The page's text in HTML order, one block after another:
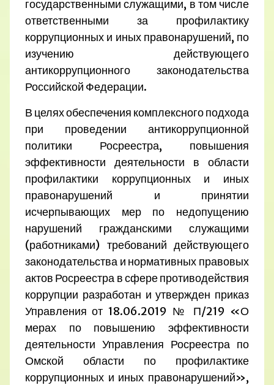
государственными служащими, в том числе
ответственными за профилактику
коррупционных и иных правонарушений, по
изучению действующего
антикоррупционного законодательства
Российской Федерации.
В целях обеспечения комплексного подхода
при проведении антикоррупционной
политики Росреестра, повышения
эффективности деятельности в области
профилактики коррупционных и иных
правонарушений и принятии
исчерпывающих мер по недопущению
нарушений гражданскими служащими
(работниками) требований действующего
законодательства и нормативных правовых
актов Росреестра в сфере противодействия
коррупции разработан и утвержден приказ
Управления от 18.06.2019 № П/219 «О
мерах по повышению эффективности
деятельности Управления Росреестра по
Омской области по профилактике
коррупционных и иных правонарушений»,